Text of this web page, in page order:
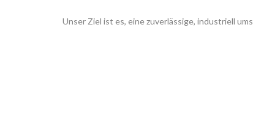
Unser Ziel ist es, eine zuverlässige, industriell